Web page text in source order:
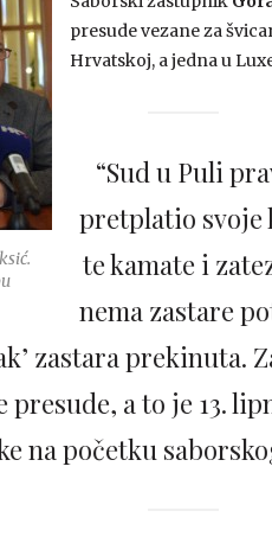
presude vezane za
Hrvatskoj, a jedna u
“Sud u Puli
pretplatio svoje
te kamate i
nema zastare
zastara prekinuta.
a to je 13.
na početku